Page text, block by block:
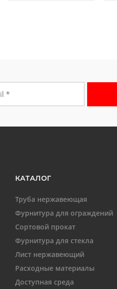
на новости
КАТАЛОГ
Труба нержавеющая
Фурнитура для ограждений
Сортовой прокат
Фурнитура для стекла
Лист нержавеющий
Расходные материалы
Доступная среда